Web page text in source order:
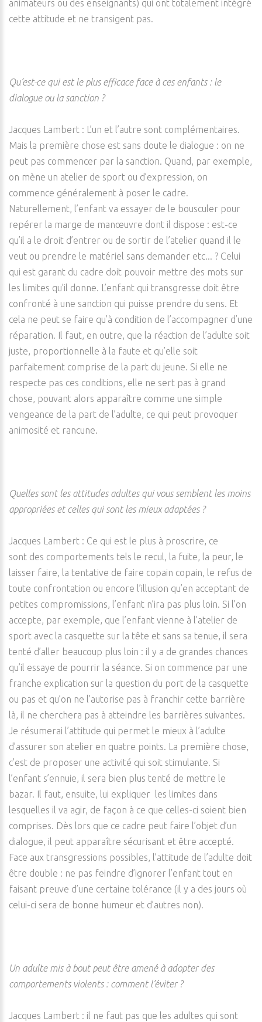
animateurs ou des enseignants) qui ont totalement intégré
cette attitude et ne transigent pas.
Qu’est-ce qui est le plus efficace face à ces enfants : le
dialogue ou la sanction ?
Jacques Lambert : L’un et l’autre sont complémentaires.
Mais la première chose est sans doute le dialogue : on ne
peut pas commencer par la sanction. Quand, par exemple,
on mène un atelier de sport ou d’expression, on
commence généralement à poser le cadre.
Naturellement, l’enfant va essayer de le bousculer pour
repérer la marge de manœuvre dont il dispose : est-ce
qu’il a le droit d’entrer ou de sortir de l’atelier quand il le
veut ou prendre le matériel sans demander etc... ? Celui
qui est garant du cadre doit pouvoir mettre des mots sur
les limites qu’il donne. L’enfant qui transgresse doit être
confronté à une sanction qui puisse prendre du sens. Et
cela ne peut se faire qu’à condition de l’accompagner d’une
réparation. Il faut, en outre, que la réaction de l’adulte soit
juste, proportionnelle à la faute et qu’elle soit
parfaitement comprise de la part du jeune. Si elle ne
respecte pas ces conditions, elle ne sert pas à grand
chose, pouvant alors apparaître comme une simple
vengeance de la part de l’adulte, ce qui peut provoquer
animosité et rancune.
Quelles sont les attitudes adultes qui vous semblent les moins
appropriées et celles qui sont les mieux adaptées ?
Jacques Lambert : Ce qui est le plus à proscrire, ce
sont des comportements tels le recul, la fuite, la peur, le
laisser faire, la tentative de faire copain copain, le refus de
toute confrontation ou encore l’illusion qu’en acceptant de
petites compromissions, l’enfant n’ira pas plus loin. Si l’on
accepte, par exemple, que l’enfant vienne à l’atelier de
sport avec la casquette sur la tête et sans sa tenue, il sera
tenté d’aller beaucoup plus loin : il y a de grandes chances
qu’il essaye de pourrir la séance. Si on commence par une
franche explication sur la question du port de la casquette
ou pas et qu’on ne l’autorise pas à franchir cette barrière
là, il ne cherchera pas à atteindre les barrières suivantes.
Je résumerai l’attitude qui permet le mieux à l’adulte
d’assurer son atelier en quatre points. La première chose,
c’est de proposer une activité qui soit stimulante. Si
l’enfant s’ennuie, il sera bien plus tenté de mettre le
bazar. Il faut, ensuite, lui expliquer les limites dans
lesquelles il va agir, de façon à ce que celles-ci soient bien
comprises. Dès lors que ce cadre peut faire l’objet d’un
dialogue, il peut apparaître sécurisant et être accepté.
Face aux transgressions possibles, l’attitude de l’adulte doit
être double : ne pas feindre d’ignorer l’enfant tout en
faisant preuve d’une certaine tolérance (il y a des jours où
celui-ci sera de bonne humeur et d’autres non).
Un adulte mis à bout peut être amené à adopter des
comportements violents : comment l’éviter ?
Jacques Lambert : il ne faut pas que les adultes qui sont